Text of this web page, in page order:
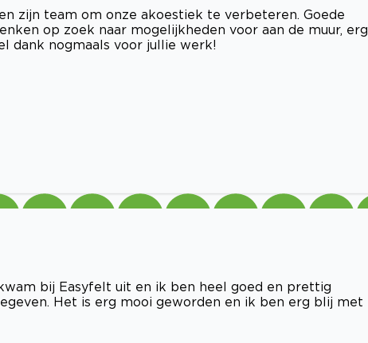
zijn team om onze akoestiek te verbeteren. Goede
op zoek naar mogelijkheden voor aan de muur, erg
dank nogmaals voor jullie werk!
bij Easyfelt uit en ik ben heel goed en prettig
Het is erg mooi geworden en ik ben erg blij met